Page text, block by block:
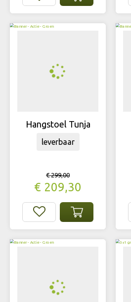
Hangstoel Tunja
€ 299,00
€ 209,30
leverbaar